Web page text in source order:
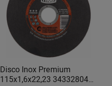
Disco Inox Premium
115x1,6x22,23 34332804